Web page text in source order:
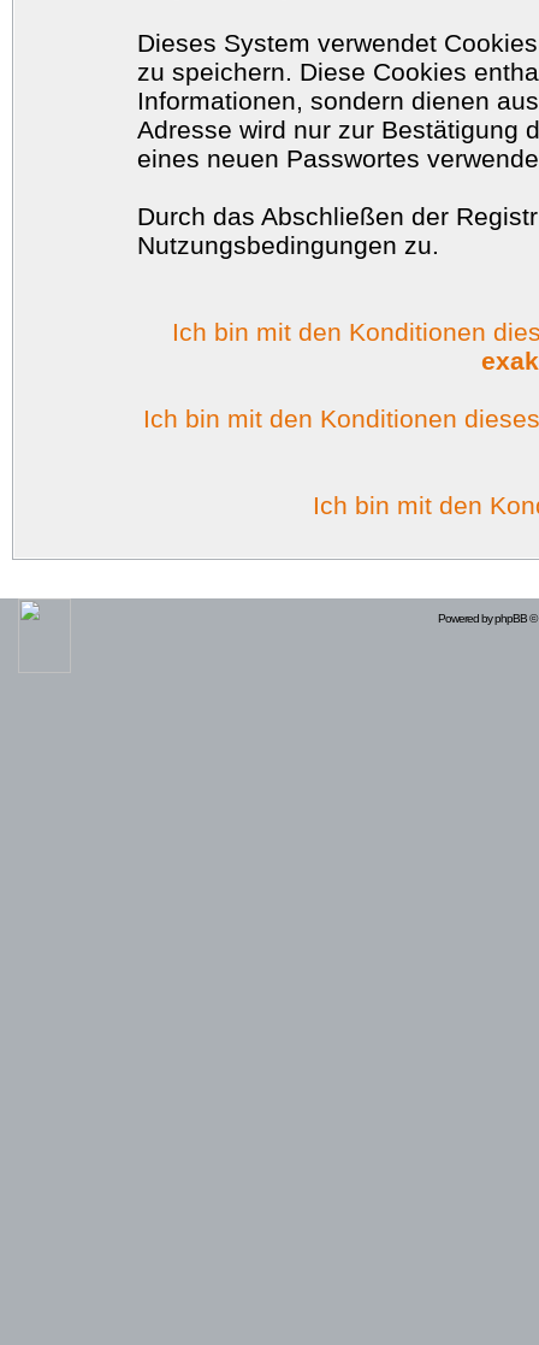
Dieses System verwendet
zu speichern. Diese Cookies
Informationen, sondern dienen
Adresse wird nur zur Bestätigung
eines neuen Passwortes
Durch das Abschließen der
Nutzungsbedingungen zu.
Ich bin mit den Konditionen
Ich bin mit den Konditionen
Ich bin mit den
Powered byphpBB©